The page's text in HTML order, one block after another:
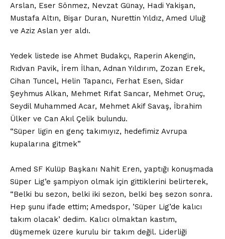
Arslan, Eser Sönmez, Nevzat Günay, Hadi Yakişan,
Mustafa Altın, Bişar Duran, Nurettin Yıldız, Amed Uluğ
ve Aziz Aslan yer aldı.
Yedek listede ise Ahmet Budakçı, Raperin Akengin,
Rıdvan Pavik, İrem İlhan, Adnan Yıldırım, Zozan Erek,
Cihan Tuncel, Helin Tapancı, Ferhat Esen, Sidar
Şeyhmus Alkan, Mehmet Rıfat Sancar, Mehmet Oruç,
Seydil Muhammed Acar, Mehmet Akif Savaş, İbrahim
Ülker ve Can Akıl Çelik bulundu.
“Süper ligin en genç takımıyız, hedefimiz Avrupa
kupalarına gitmek”
Amed SF Kulüp Başkanı Nahit Eren, yaptığı konuşmada
Süper Lig’e şampiyon olmak için gittiklerini belirterek,
“Belki bu sezon, belki iki sezon, belki beş sezon sonra.
Hep şunu ifade ettim; Amedspor, ’Süper Lig’de kalıcı
takım olacak’ dedim. Kalıcı olmaktan kastım,
düşmemek üzere kurulu bir takım değil. Liderliği